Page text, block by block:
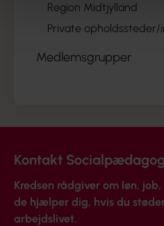
Region Midtjylland
Private opholdssteder/
Medlemsgrupper
Kontakt
Kredsen rådgiver om løn,
de hjælper dig, hvis du
arbejdslivet.